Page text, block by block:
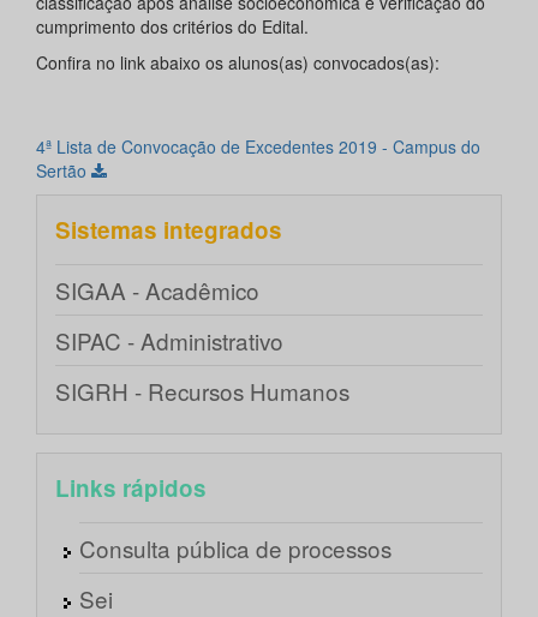
cumprimento dos critérios do Edital.
Confira no link abaixo os alunos(as) convocados(as):
4ª Lista de Convocação de Excedentes 2019 - Campus do
Sertão
Sistemas integrados
SIGAA - Acadêmico
SIPAC - Administrativo
SIGRH - Recursos Humanos
Links rápidos
Consulta pública de processos
Sei